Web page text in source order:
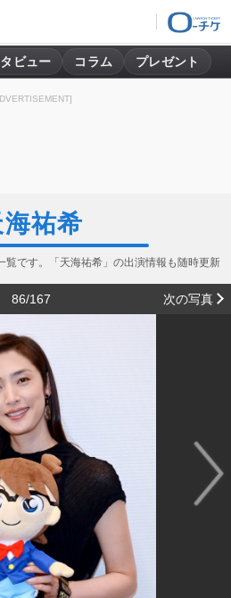
ビュー コラム プレゼント
海祐希
覧です。「天海祐希」の出演情報も随時更新
86/167 次の写真